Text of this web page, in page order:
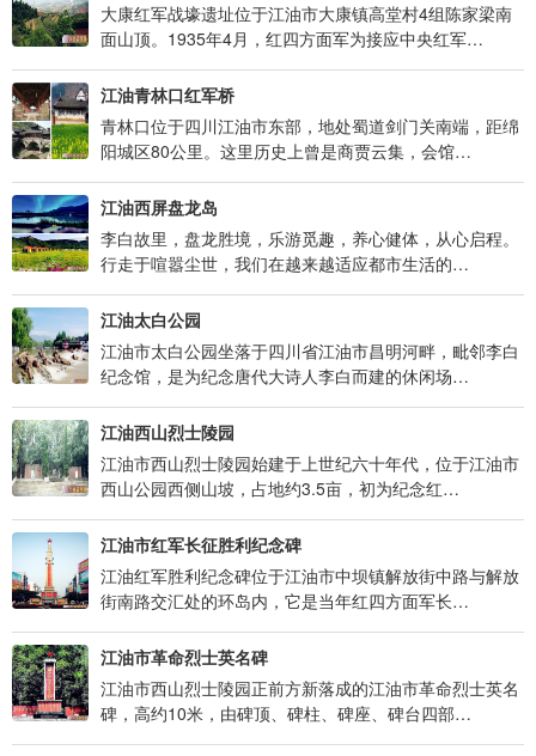
大康红军战壕遗址位于江油市大康镇高堂村4组陈家梁南
面山顶。1935年4月，红四方面军为接应中央红军…
江油青林口红军桥
青林口位于四川江油市东部，地处蜀道剑门关南端，距绵
阳城区80公里。这里历史上曾是商贾云集，会馆…
江油西屏盘龙岛
李白故里，盘龙胜境，乐游觅趣，养心健体，从心启程。
行走于喧嚣尘世，我们在越来越适应都市生活的…
江油太白公园
江油市太白公园坐落于四川省江油市昌明河畔，毗邻李白
纪念馆，是为纪念唐代大诗人李白而建的休闲场…
江油西山烈士陵园
江油市西山烈士陵园始建于上世纪六十年代，位于江油市
西山公园西侧山坡，占地约3.5亩，初为纪念红…
江油市红军长征胜利纪念碑
江油红军胜利纪念碑位于江油市中坝镇解放街中路与解放
街南路交汇处的环岛内，它是当年红四方面军长…
江油市革命烈士英名碑
江油市西山烈士陵园正前方新落成的江油市革命烈士英名
碑，高约10米，由碑顶、碑柱、碑座、碑台四部…